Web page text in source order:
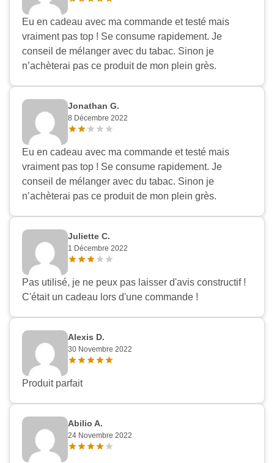
Eu en cadeau avec ma commande et testé mais
vraiment pas top ! Se consume rapidement. Je
conseil de mélanger avec du tabac. Sinon je
n’achèterai pas ce produit de mon plein grès.
Jonathan G.
8 Décembre 2022
Eu en cadeau avec ma commande et testé mais
vraiment pas top ! Se consume rapidement. Je
conseil de mélanger avec du tabac. Sinon je
n’achèterai pas ce produit de mon plein grès.
Juliette C.
1 Décembre 2022
Pas utilisé, je ne peux pas laisser d'avis constructif !
C'était un cadeau lors d'une commande !
Alexis D.
30 Novembre 2022
Produit parfait
Abilio A.
24 Novembre 2022